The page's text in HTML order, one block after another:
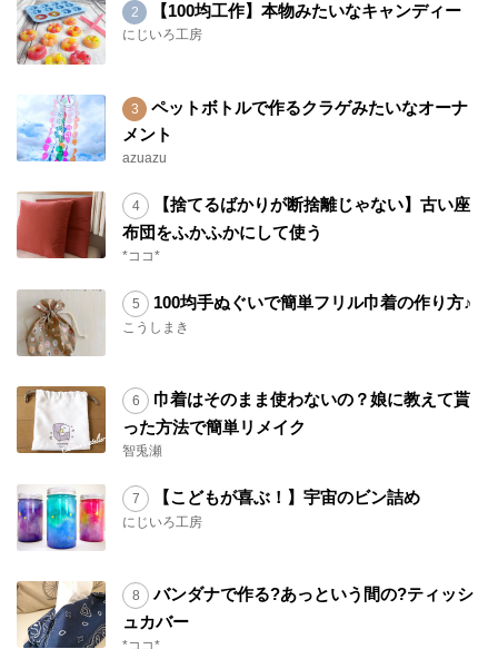
【100均工作】本物みたいなキャンディー
にじいろ工房
ペットボトルで作るクラゲみたいなオーナ
メント
azuazu
【捨てるばかりが断捨離じゃない】古い座
布団をふかふかにして使う
*ココ*
100均手ぬぐいで簡単フリル巾着の作り方♪
こうしまき
巾着はそのまま使わないの？娘に教えて貰
った方法で簡単リメイク
智兎瀬
【こどもが喜ぶ！】宇宙のビン詰め
にじいろ工房
バンダナで作る?あっという間の?ティッシ
ュカバー